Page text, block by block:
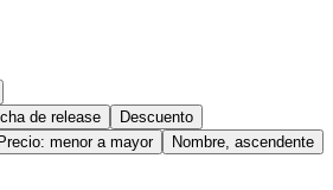
de release
Descuento
Precio: menor a mayor
Nombre, ascendente